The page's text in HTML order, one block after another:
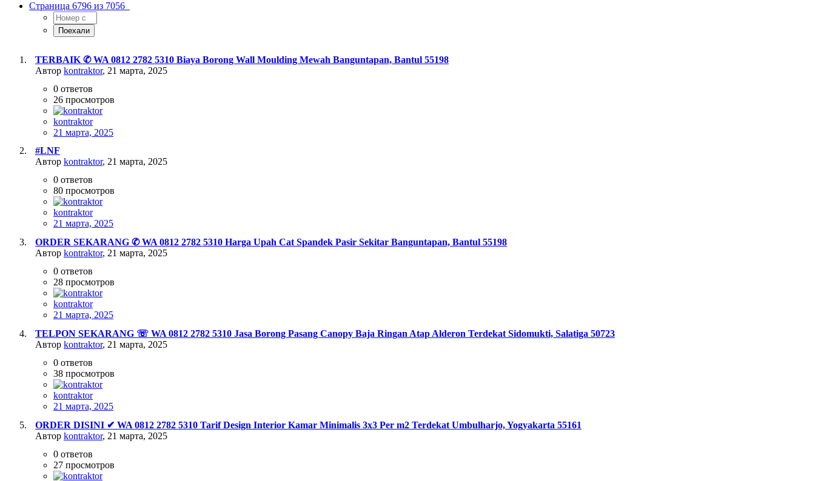
Страница 6796 из 7056
TERBAIK ✆ WA 0812 2782 5310 Biaya Borong Wall Moulding Mewah Banguntapan, Bantul 55198
Автор kontraktor, 21 марта, 2025
0 ответов
26 просмотров
kontraktor
21 марта, 2025
#LNF
Автор kontraktor, 21 марта, 2025
0 ответов
80 просмотров
kontraktor
21 марта, 2025
ORDER SEKARANG ✆ WA 0812 2782 5310 Harga Upah Cat Spandek Pasir Sekitar Banguntapan, Bantul 55198
Автор kontraktor, 21 марта, 2025
0 ответов
28 просмотров
kontraktor
21 марта, 2025
TELPON SEKARANG ☏ WA 0812 2782 5310 Jasa Borong Pasang Canopy Baja Ringan Atap Alderon Terdekat Sidomukti, Salatiga 50723
Автор kontraktor, 21 марта, 2025
0 ответов
38 просмотров
kontraktor
21 марта, 2025
ORDER DISINI ✔ WA 0812 2782 5310 Tarif Design Interior Kamar Minimalis 3x3 Per m2 Terdekat Umbulharjo, Yogyakarta 55161
Автор kontraktor, 21 марта, 2025
0 ответов
27 просмотров